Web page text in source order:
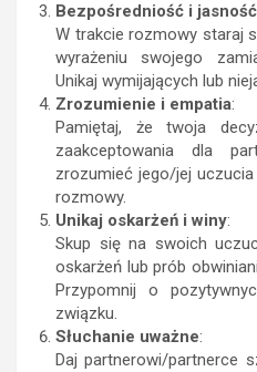
Bezpośredniość i jasność
W trakcie rozmowy staraj
wyrażeniu swojego
Unikaj wymijających lub
Zrozumienie i empatia:
Pamiętaj, że twoja
zaakceptowania dla
zrozumieć jego/jej
rozmowy.
Unikaj oskarżeń i winy:
Skup się na swoich
oskarżeń lub prób
Przypomnij o
związku.
Słuchanie uważne:
Daj partnerowi/partnerce